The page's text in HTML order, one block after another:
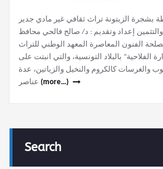
بشجرة الزيتونة تراث ثقافي غير مادي جدير
إعداد وتقديم : د/ صالح فالحي محافظ
الفنون المعاصرة المعهد الوطني للتراث
الفلاحية” بالبلاد التونسية، والتي انبتت على
والغرسات كالكروم والنخيل والزياتين، عدة
(more…)
Search